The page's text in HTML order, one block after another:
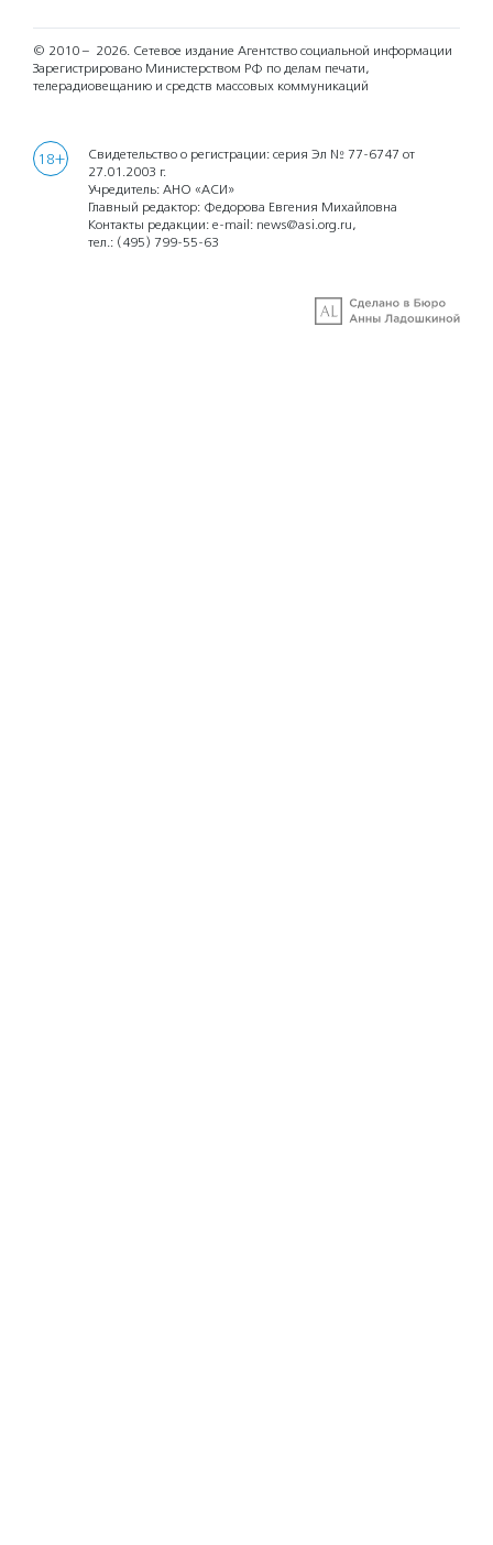
© 2010 – 2026. Сетевое издание Агентство социальной информации
Зарегистрировано Министерством РФ по делам печати,
телерадиовещанию и средств массовых коммуникаций
18+
Свидетельство о регистрации: серия Эл № 77-6747 от
27.01.2003 г.
Учредитель: АНО «АСИ»
Главный редактор: Федорова Евгения Михайловна
Контакты редакции: e-mail: news@asi.org.ru,
тел.: (495) 799-55-63